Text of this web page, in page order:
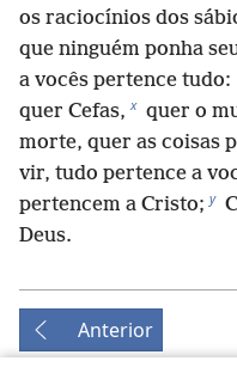
os raciocínios dos
que ninguém ponha
a vocês pertence tudo:
quer Cefas, x quer o
morte, quer as coisas
vir, tudo pertence a
pertencem a Cristo; y
Deus.
Anterior